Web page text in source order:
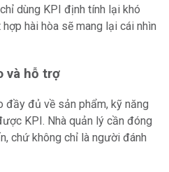
dùng KPI định tính lại khó
hài hòa sẽ mang lại cái nhìn
và hỗ trợ
đầy đủ về sản phẩm, kỹ năng
KPI. Nhà quản lý cần đóng
chứ không chỉ là người đánh